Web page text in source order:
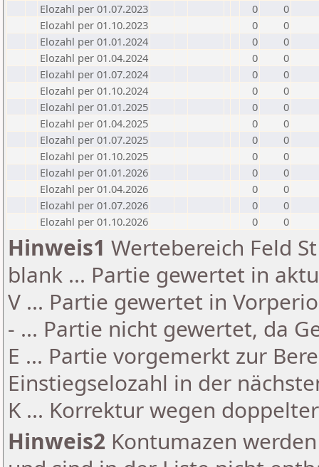
Elozahl per 01.07.2023
0
0
Elozahl per 01.10.2023
0
0
Elozahl per 01.01.2024
0
0
Elozahl per 01.04.2024
0
0
Elozahl per 01.07.2024
0
0
Elozahl per 01.10.2024
0
0
Elozahl per 01.01.2025
0
0
Elozahl per 01.04.2025
0
0
Elozahl per 01.07.2025
0
0
Elozahl per 01.10.2025
0
0
Elozahl per 01.01.2026
0
0
Elozahl per 01.04.2026
0
0
Elozahl per 01.07.2026
0
0
Elozahl per 01.10.2026
0 0
Hinweis1 Wertebereich Feld
blank ... Partie gewertet in
V ... Partie gewertet in
- ... Partie nicht gewertet, da
E ... Partie vorgemerkt zur
Einstiegselozahl in der
K ... Korrektur wegen
Hinweis2 Kontumazen